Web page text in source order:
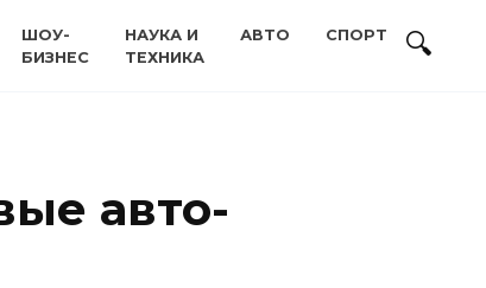
ШОУ-
БИЗНЕС
НАУКА И
ТЕХНИКА
АВТО СПОРТ
авто-